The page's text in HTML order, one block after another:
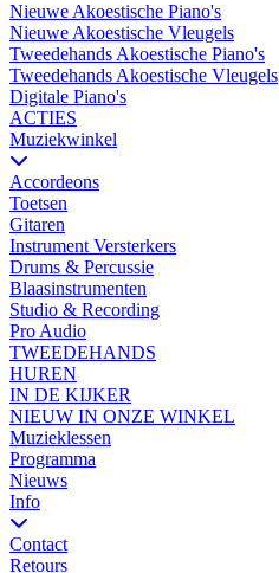
Nieuwe Akoestische Piano's
Nieuwe Akoestische Vleugels
Tweedehands Akoestische Piano's
Tweedehands Akoestische Vleugels
Digitale Piano's
ACTIES
Muziekwinkel
Accordeons
Toetsen
Gitaren
Instrument Versterkers
Drums & Percussie
Blaasinstrumenten
Studio & Recording
Pro Audio
TWEEDEHANDS
HUREN
IN DE KIJKER
NIEUW IN ONZE WINKEL
Muzieklessen
Programma
Nieuws
Info
Contact
Retours